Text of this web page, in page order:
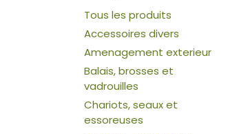
Tous les produits
Accessoires divers
Amenagement exterieur
Balais, brosses et
vadrouilles
Chariots, seaux et
essoreuses